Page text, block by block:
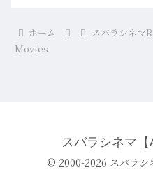
ホーム スバラシネマ
Movies
スバラシネマ【
© 2000-2026 スバラシ